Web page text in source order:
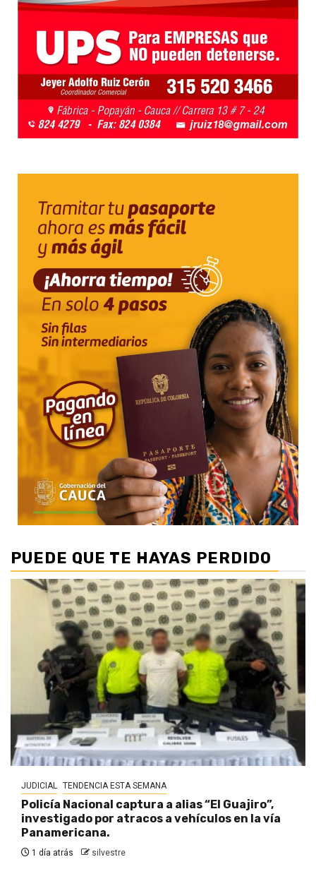
PUEDE QUE TE HAYAS PERDIDO
JUDICIAL TENDENCIA ESTA SEMANA
Policía Nacional captura a alias “El Guajiro”,
investigado por atracos a vehículos en la vía
Panamericana.
1 día atrás silvestre